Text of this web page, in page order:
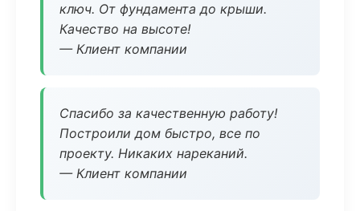
ключ. От фундамента до крыши.
Качество на высоте!
— Клиент компании
Спасибо за качественную работу!
Построили дом быстро, все по
проекту. Никаких нареканий.
— Клиент компании